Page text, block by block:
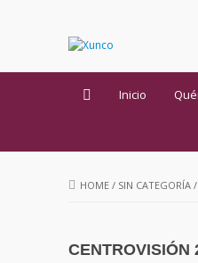
Inicio
HOME / SIN CATEGORÍA /
CENTROVISIÓN